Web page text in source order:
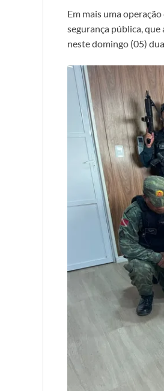
Em mais uma
segurança pública,
neste domingo (05)